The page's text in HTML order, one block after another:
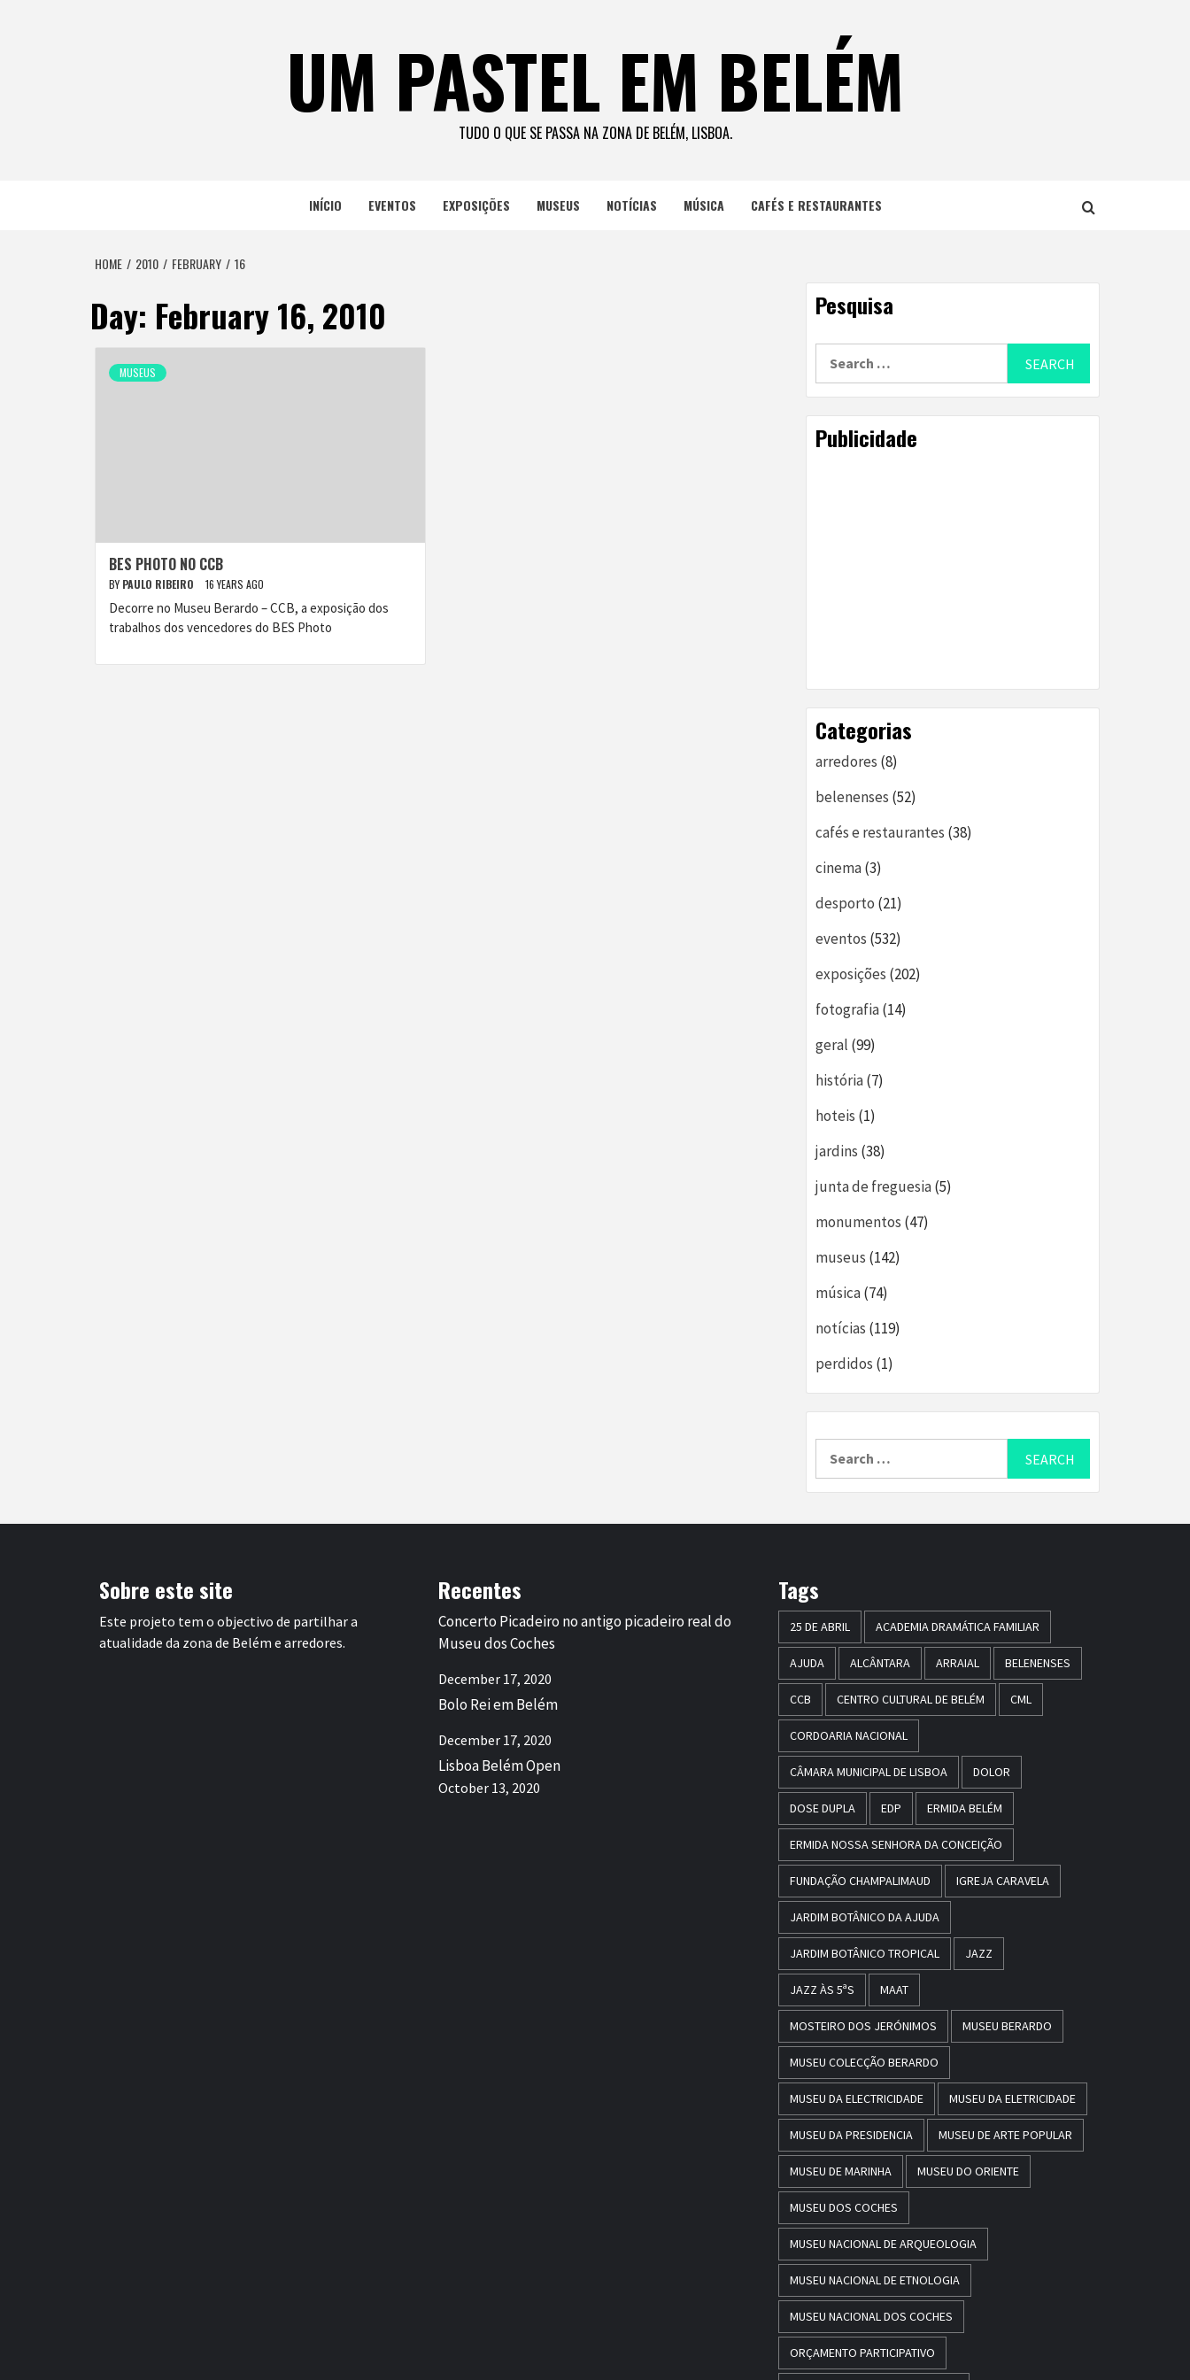
UM PASTEL EM BELÉM
TUDO O QUE SE PASSA NA ZONA DE BELÉM, LISBOA.
INÍCIO EVENTOS EXPOSIÇÕES MUSEUS NOTÍCIAS MÚSICA CAFÉS E RESTAURANTES
HOME 2010 FEBRUARY 16
Day: February 16, 2010
MUSEUS
BES PHOTO NO CCB
BY PAULO RIBEIRO 16 YEARS AGO
Decorre no Museu Berardo – CCB, a exposição dos
trabalhos dos vencedores do BES Photo
Pesquisa
Publicidade
Categorias
arredores (8)
belenenses (52)
cafés e restaurantes (38)
cinema(3)
desporto (21)
eventos (532)
exposições (202)
fotografia(14)
geral (99)
história(7)
hoteis (1)
jardins (38)
junta de freguesia(5)
monumentos (47)
museus (142)
música(74)
notícias (119)
perdidos (1)
Sobre este site
Este projeto tem o objectivo de partilhar a
atualidade da zona de Belém e arredores.
Recentes
Concerto Picadeiro no antigo picadeiro real do
Museu dos Coches
December 17, 2020
Bolo Rei em Belém
December 17, 2020
Lisboa Belém Open
October 13, 2020
Tags
25 DE ABRIL ACADEMIA DRAMÁTICA FAMILIAR
AJUDA ALCÂNTARA ARRAIAL BELENENSES
CCB CENTRO CULTURAL DE BELÉM CML
CORDOARIA NACIONAL
CÂMARA MUNICIPAL DE LISBOA DOLOR
DOSE DUPLA EDP ERMIDA BELÉM
ERMIDA NOSSA SENHORA DA CONCEIÇÃO
FUNDAÇÃO CHAMPALIMAUD IGREJA CARAVELA
JARDIM BOTÂNICO DA AJUDA
JARDIM BOTÂNICO TROPICAL JAZZ
JAZZ ÀS 5ªS MAAT
MOSTEIRO DOS JERÓNIMOS MUSEU BERARDO
MUSEU COLECÇÃO BERARDO
MUSEU DA ELECTRICIDADE MUSEU DA ELETRICIDADE
MUSEU DA PRESIDENCIA MUSEU DE ARTE POPULAR
MUSEU DE MARINHA MUSEU DO ORIENTE
MUSEU DOS COCHES
MUSEU NACIONAL DE ARQUEOLOGIA
MUSEU NACIONAL DE ETNOLOGIA
MUSEU NACIONAL DOS COCHES
ORÇAMENTO PARTICIPATIVO